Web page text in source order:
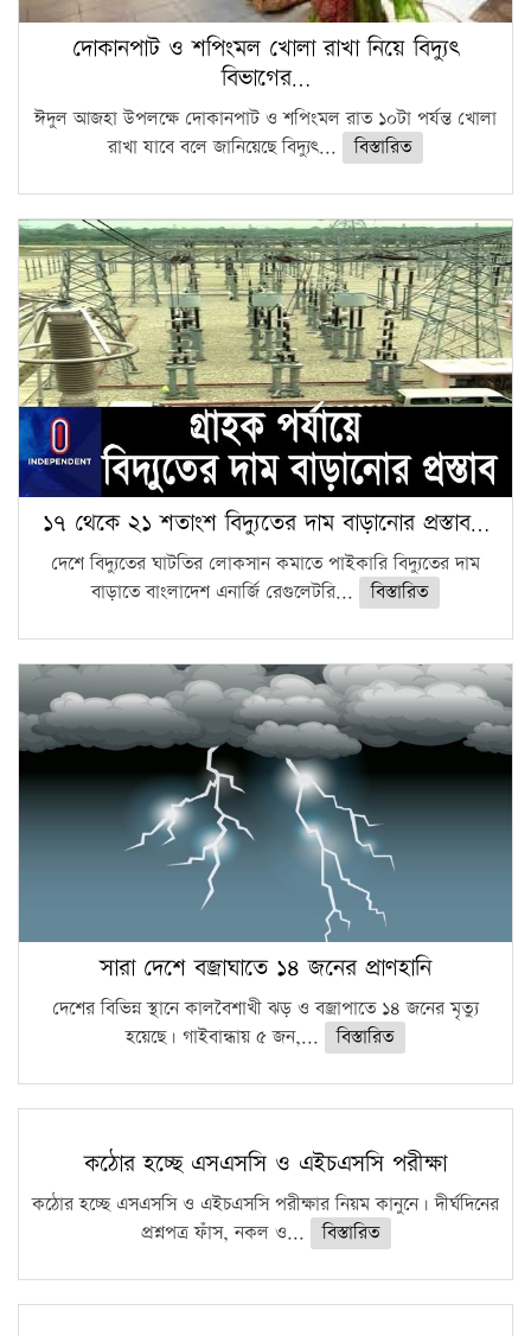
দোকানপাট ও শপিংমল খোলা রাখা নিয়ে বিদ্যুৎ
বিভাগের…
ঈদুল আজহা উপলক্ষে দোকানপাট ও শপিংমল রাত ১০টা পর্যন্ত খোলা
রাখা যাবে বলে জানিয়েছে বিদ্যুৎ...
বিস্তারিত
১৭ থেকে ২১ শতাংশ বিদ্যুতের দাম বাড়ানোর প্রস্তাব…
দেশে বিদ্যুতের ঘাটতির লোকসান কমাতে পাইকারি বিদ্যুতের দাম
বাড়াতে বাংলাদেশ এনার্জি রেগুলেটরি...
বিস্তারিত
সারা দেশে বজ্রাঘাতে ১৪ জনের প্রাণহানি
দেশের বিভিন্ন স্থানে কালবৈশাখী ঝড় ও বজ্রাপাতে ১৪ জনের মৃত্যু
হয়েছে। গাইবান্ধায় ৫ জন,...
বিস্তারিত
কঠোর হচ্ছে এসএসসি ও এইচএসসি পরীক্ষা
কঠোর হচ্ছে এসএসসি ও এইচএসসি পরীক্ষার নিয়ম কানুনে। দীর্ঘদিনের
প্রশ্নপত্র ফাঁস, নকল ও...
বিস্তারিত